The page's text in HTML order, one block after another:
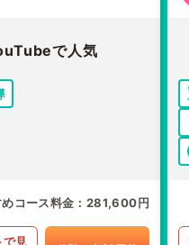
で人気
コース料金 281,600円
で見